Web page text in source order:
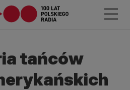
tańców